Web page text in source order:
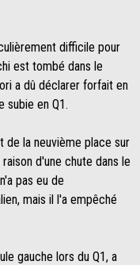
difficile pour
est tombé dans le
a dû déclarer forfait en
subie en Q1.
de la neuvième place sur
d'une chute dans le
pas eu de
mais il l'a empêché
gauche lors du Q1, a